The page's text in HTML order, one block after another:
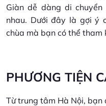
Giàn dễ dàng di
nhau. Dưới đây là gợi ý
chùa mà bạn có thể tham
PHƯƠNG TIỆN
Từ trung tâm Hà Nội, bạn